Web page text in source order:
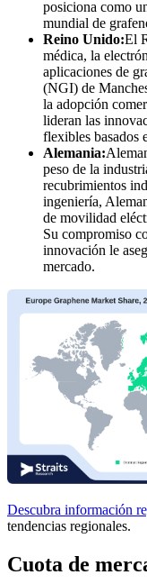
posiciona como
mundial de
Reino Unido:El
médica, la
aplicaciones de
(NGI) de
la adopción
lideran las
flexibles basados
Alemania:
peso de la
recubrimientos
ingeniería,
de movilidad
Su compromiso
innovación le
mercado.
Descubra información
tendencias regionales.
Cuota de